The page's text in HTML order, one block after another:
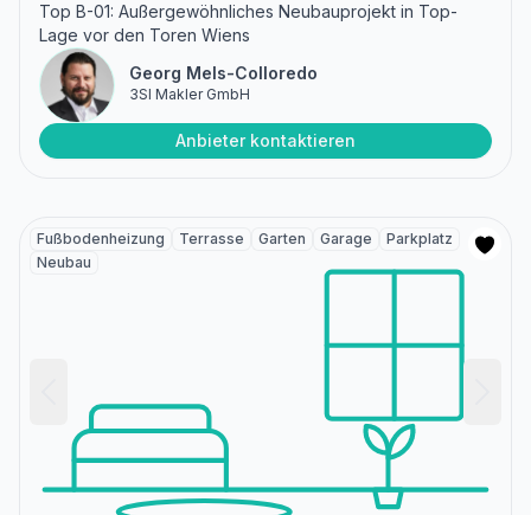
Top B-01: Außergewöhnliches Neubauprojekt in Top-
Lage vor den Toren Wiens
Georg Mels-Colloredo
3SI Makler GmbH
Anbieter kontaktieren
Fußbodenheizung Terrasse Garten Garage
Parkplatz
Neubau